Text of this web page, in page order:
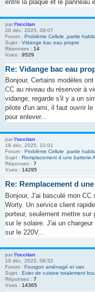
entre la plaque et le panneau
par l'occitan
20 déc. 2025, 09:07
Forum : Problème Cellule ,partie
Sujet : Vidange bac eau propre
Réponses : 14
Vues : 9529
Re: Vidange bac eau
Bonjour, Certains modèles
CC au niveau du réservoir à
vidange, regarde s'il y a un
pilote d'un ami, il faut ouvrir
pour enlever...
par l'occitan
18 déc. 2025, 10:01
Forum : Problème Cellule ,partie
Sujet : Remplacement d une batterie
Réponses : 7
Vues : 14295
Re: Remplacement d
Bonjour, J'ai basculé mon
Worty. Un service client
porteur, seulement mettre
sur le solaire. J'ai un
sur le 220V...
par l'occitan
10 déc. 2025, 09:52
Forum : Fourgon aménagé et van
Sujet : Evier de cuisine totalement
Réponses : 7
Vues : 14365